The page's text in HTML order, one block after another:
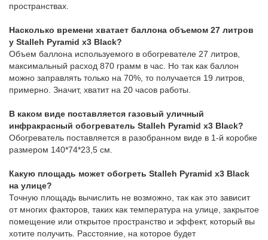
пространствах.
Насколько времени хватает баллона объемом 27 литров
у Stalleh Pyramid x3 Black?
Объем баллона используемого в обогревателе 27 литров,
максимальный расход 870 грамм в час. Но так как баллон
можно заправлять только на 70%, то получается 19 литров,
примерно. Значит, хватит на 20 часов работы.
В каком виде поставляется газовый уличный
инфракрасный обогреватель Stalleh Pyramid x3 Black?
Обогреватель поставляется в разобранном виде в 1-й коробке
размером 140*74*23,5 см.
Какую площадь может обогреть Stalleh Pyramid x3 Black
на улице?
Точную площадь вычислить не возможно, так как это зависит
от многих факторов, таких как температура на улице, закрытое
помещение или открытое пространство и эффект, который вы
хотите получить. Расстояние, на которое будет